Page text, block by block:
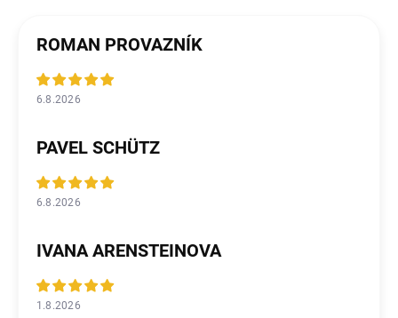
ROMAN PROVAZNÍK
6.8.2026
PAVEL SCHÜTZ
6.8.2026
IVANA ARENSTEINOVA
1.8.2026